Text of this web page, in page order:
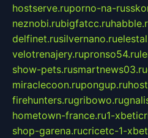
hostserve.ruporno-na-
neznobi.rubigfatcc.ru
delfinet.rusilvernano.ru
velotrenajery.rupronso54.ru
show-pets.rusmartnews03.ru
miraclecoon.rupongup.ru
firehunters.rugribowo.ru
hometown-france.ru1-
shop-garena.rucricetc-1-